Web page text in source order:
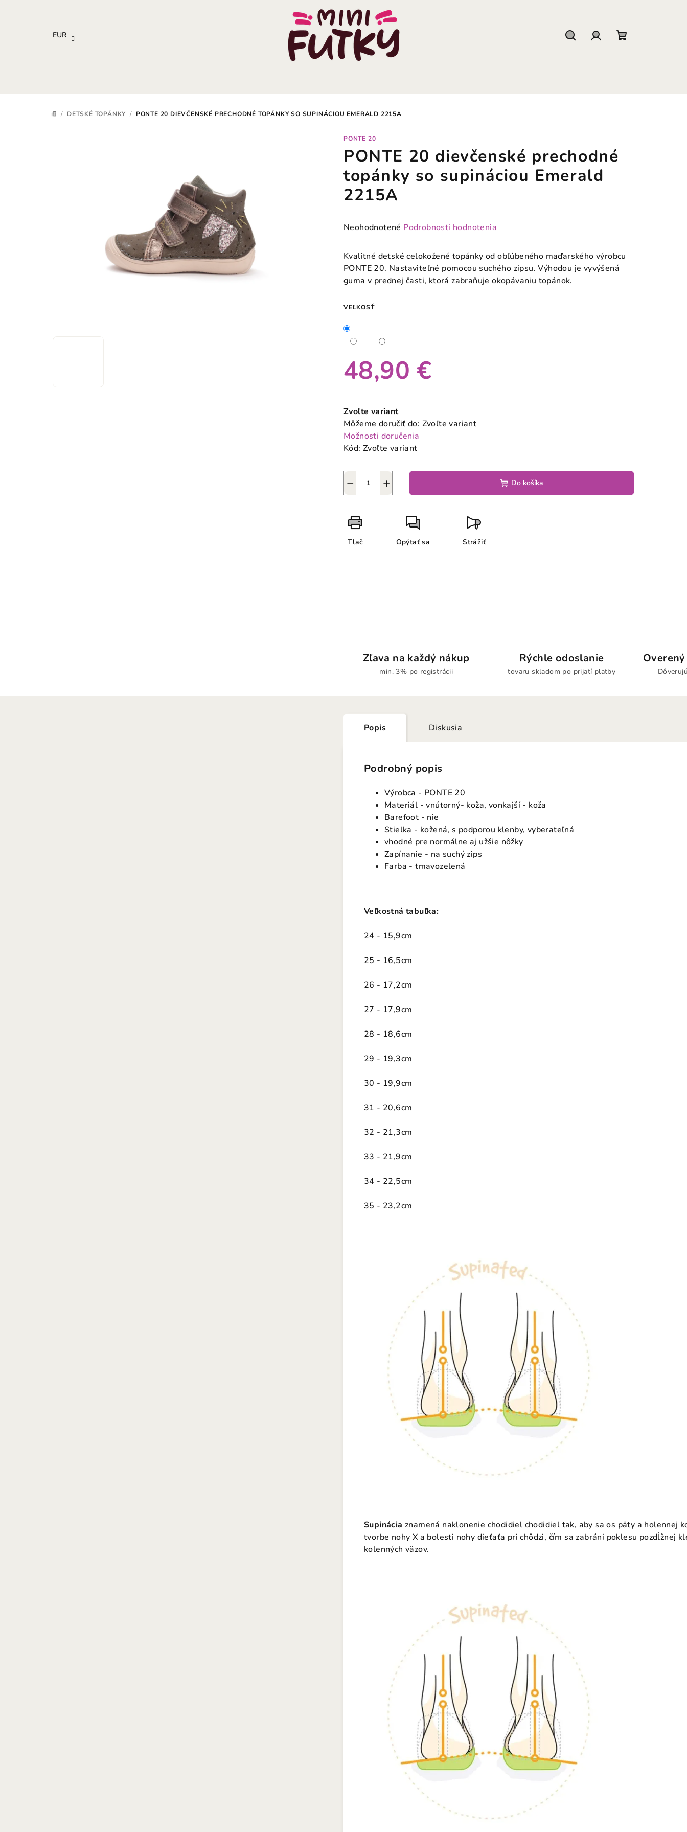
EUR
DOMOV
/ DETSKÉ TOPÁNKY / PONTE 20 DIEVČENSKÉ PRECHODNÉ TOPÁNKY SO SUPINÁCIOU EMERALD 2215A
PONTE 20
PONTE 20 dievčenské prechodné
topánky so supináciou Emerald
2215A
Priemerné
produktu
je
z
hviezdičiek.
Neohodnotené Podrobnosti hodnotenia
Kvalitné detské celokožené topánky od obľúbeného maďarského výrobcu
PONTE 20. Nastaviteľné pomocou suchého zipsu. Výhodou je vyvýšená
guma v prednej časti, ktorá zabraňuje okopávaniu topánok.
VEĽKOSŤ
48,90 €
cena:
Zvoľte variant
Môžeme doručiť do: Zvoľte variant
Možnosti doručenia
Kód: Zvoľte variant
+
− Do košíka
Tlač Opýtať sa Strážiť
Zľava na každý nákup
min. 3% po registrácii
Rýchle odoslanie
tovaru skladom po prijatí platby
Popis Diskusia
Podrobný popis
Výrobca - PONTE 20
Materiál - vnútorný- koža, vonkajší - koža
Barefoot - nie
Stielka - kožená, s podporou klenby, vyberateľná
vhodné pre normálne aj užšie nôžky
Zapínanie - na suchý zips
Farba - tmavozelená
Veľkostná tabuľka:
24 - 15,9cm
25 - 16,5cm
26 - 17,2cm
27 - 17,9cm
28 - 18,6cm
29 - 19,3cm
30 - 19,9cm
31 - 20,6cm
32 - 21,3cm
33 - 21,9cm
34 - 22,5cm
35 - 23,2cm
Supinácia znamená naklonenie chodidiel chodidiel tak, aby sa os päty a holennej
tvorbe nohy X a bolesti nohy dieťaťa pri chôdzi, čím sa zabráni poklesu pozdĺžnej
kolenných väzov.